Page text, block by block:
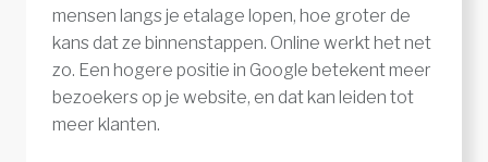
mensen langs je etalage lopen, hoe groter de
kans dat ze binnenstappen. Online werkt het net
zo. Een hogere positie in Google betekent meer
bezoekers op je website, en dat kan leiden tot
meer klanten.